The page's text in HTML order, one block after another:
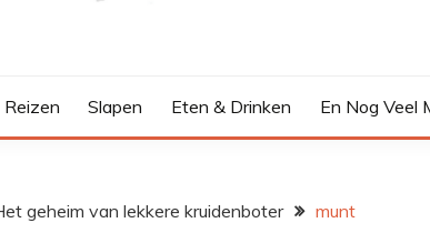
Reizen Slapen Eten & Drinken En Nog Veel
geheim van lekkere kruidenboter munt